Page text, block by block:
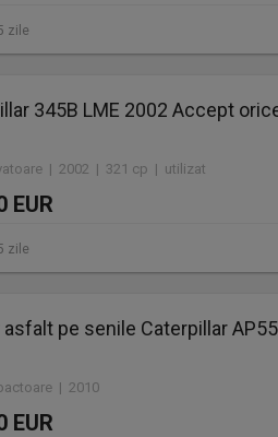
zile
345B LME 2002 Accept
| 2002 | 321 cp | utilizat
EUR
zile
asfalt pe senile Caterpillar
| 2010
EUR